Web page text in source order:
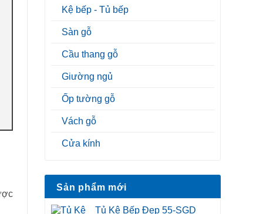
Kệ bếp - Tủ bếp
Sàn gỗ
Cầu thang gỗ
Giường ngủ
Ốp tường gỗ
Vách gỗ
Cửa kính
Sản phẩm mới
Tủ Kệ Bếp Đẹp 55-SGD